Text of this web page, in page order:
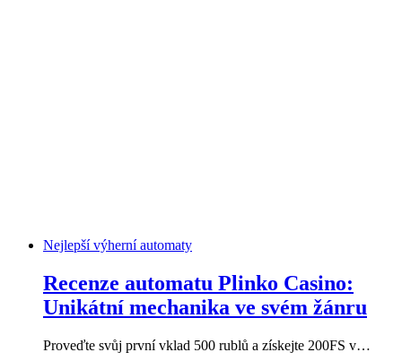
Nejlepší výherní automaty
Recenze automatu Plinko Casino:
Unikátní mechanika ve svém žánru
Proveďte svůj první vklad 500 rublů a získejte 200FS v…